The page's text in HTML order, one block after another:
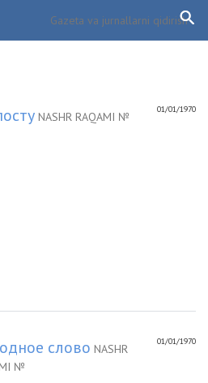
01/01/1970
NASHR RAQAMI №
01/01/1970
слово NASHR
№